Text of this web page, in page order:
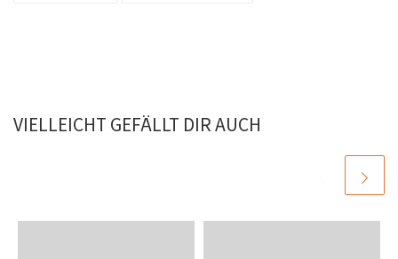
VIELLEICHT GEFÄLLT DIR AUCH